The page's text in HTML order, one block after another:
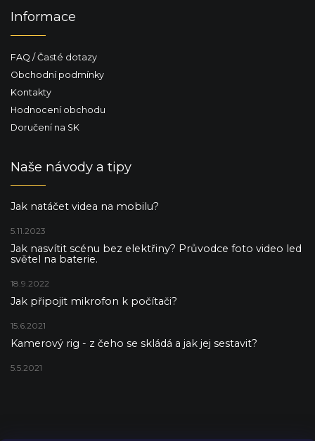
Informace
FAQ / Časté dotazy
Obchodní podmínky
Kontakty
Hodnocení obchodu
Doručení na SK
Naše návody a tipy
Jak natáčet videa na mobilu?
5.11.2023
Jak nasvítit scénu bez elektřiny? Průvodce foto video led
světel na baterie.
18.9.2022
Jak připojit mikrofon k počítači?
15.6.2021
Kamerový rig - z čeho se skládá a jak jej sestavit?
5.5.2021